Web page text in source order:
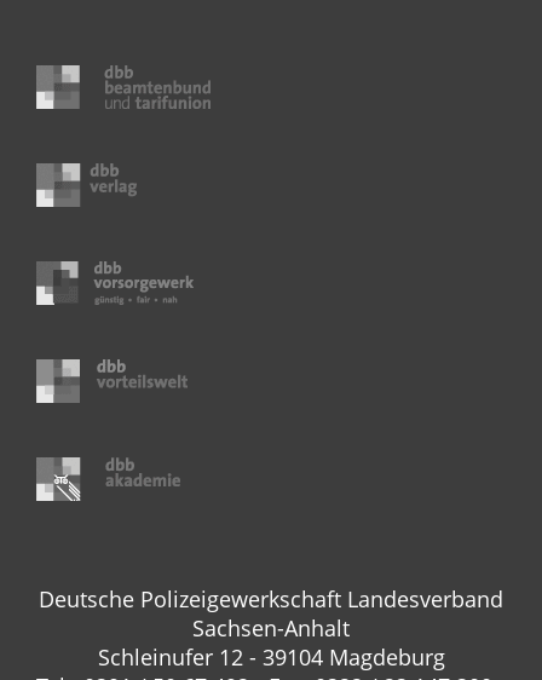
Deutsche Polizeigewerkschaft Landesverband
Sachsen-Anhalt
Schleinufer 12 - 39104 Magdeburg